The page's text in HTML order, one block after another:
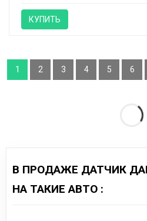
КУПИТЬ
1 2 3 4 5 6
В ПРОДАЖЕ ДАТЧИК
НА ТАКИЕ АВТО :